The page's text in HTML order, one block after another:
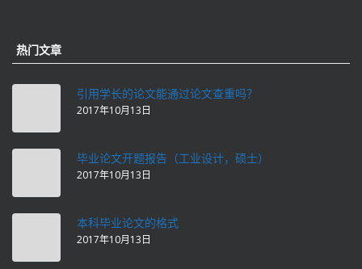
热门文章
引用学长的论文能通过论文查重吗？
2017年10月13日
毕业论文开题报告（工业设计，硕士）
2017年10月13日
本科毕业论文的格式
2017年10月13日